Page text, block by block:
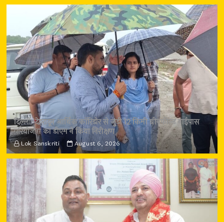
दिल्ली-देहरादून आर्थिक कॉरिडोर से जुड़ी 12 किमी ग्रीनफील्ड बाईपास
परियोजना का डीएम ने किया निरीक्षण
Lok Sanskriti August 6, 2026